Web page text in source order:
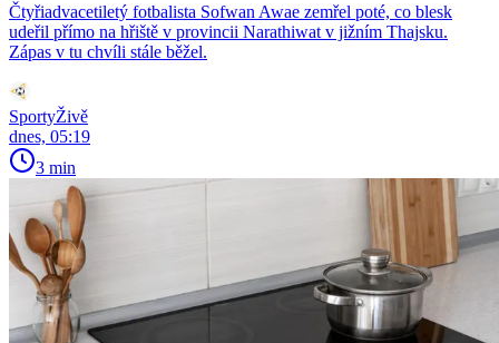
Čtyřiadvacetiletý fotbalista Sofwan Awae zemřel poté, co blesk
udeřil přímo na hřiště v provincii Narathiwat v jižním Thajsku.
Zápas v tu chvíli stále běžel.
SportyŽivě
dnes, 05:19
3 min